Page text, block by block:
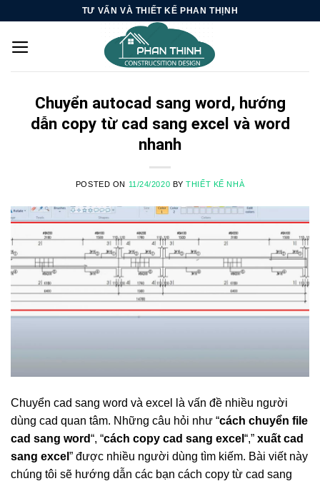
content
TƯ VẤN VÀ THIẾT KẾ PHAN THỊNH
Chuyển autocad sang word, hướng
dẫn copy từ cad sang excel và word
nhanh
POSTED ON 11/24/2020 BYTHIẾT KẾ NHÀ
Chuyển cad sang word và excel là vấn đề nhiều người
dùng cad quan tâm. Những câu hỏi như “cách chuyển file
cad sang word“, “cách copy cad sang excel “,” xuất cad
sang excel ” được nhiều người dùng tìm kiếm. Bài viết này
chúng tôi sẽ hướng dẫn các bạn cách copy từ cad sang